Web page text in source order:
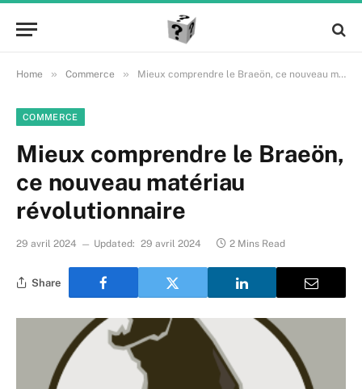
Home » Commerce » Mieux comprendre le Braeön, ce nouveau matériau révolutionnaire
COMMERCE
Mieux comprendre le Braeön,
ce nouveau matériau
révolutionnaire
29 avril 2024 Updated: 29 avril 2024 2 Mins Read
Share